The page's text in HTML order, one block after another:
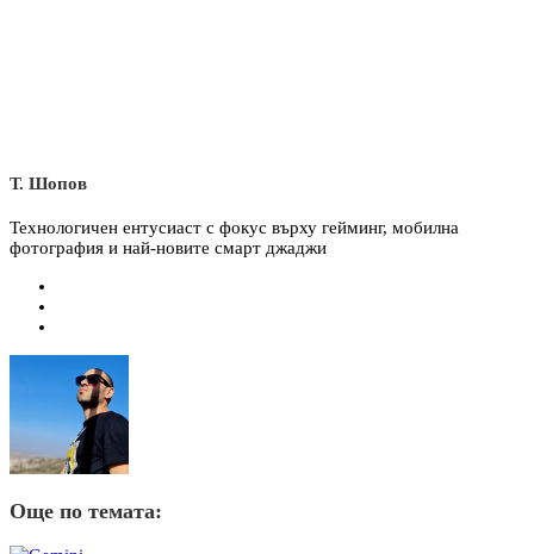
Т. Шопов
Технологичен ентусиаст с фокус върху гейминг, мобилна
фотография и най-новите смарт джаджи
Още по темата: